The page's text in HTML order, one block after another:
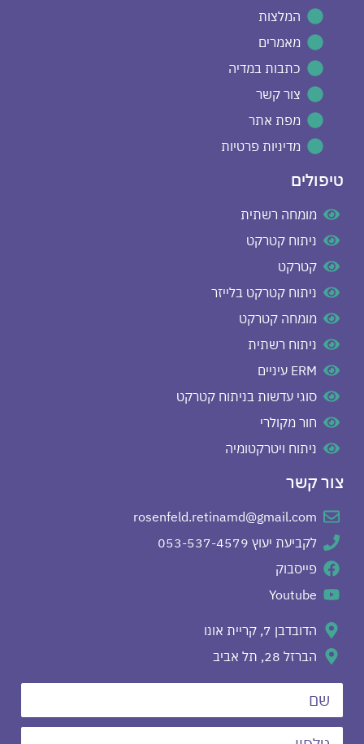
המלצות
מאמרים
כתבות במדיה
צור קשר
מפת אתר
מדיניות פרטיות
טיפולים
מומחה רשתית
ניתוח קטרקט
קטרקט
ניתוח קטרקט בלייזר
מומחה קטרקט
ניתוח רשתית
ERM עיניים
סוגי עדשות בניתוח קטרקט
חור מקולרי
ניתוח ויטרקטומיה
צור קשר
rosenfeld.retinamd@gmail.com
לקביעת יעוץ 053-537-4579
פייסבוק
Youtube
הדובדבן 7, קריית אונו
הברזל 28, תל אביב